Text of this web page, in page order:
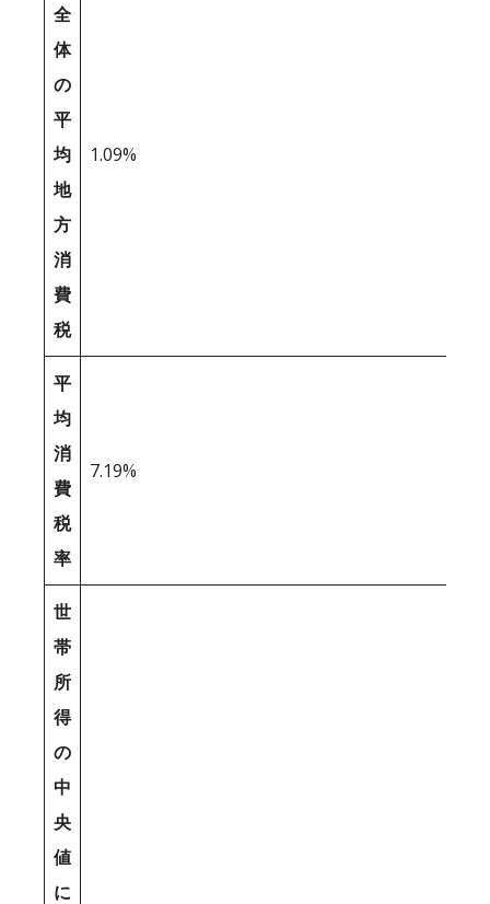
全
体
の
平
均
地
方
消
費
税
1.09%
平
均
消
費
税
率
7.19%
世
帯
所
得
の
中
央
値
に